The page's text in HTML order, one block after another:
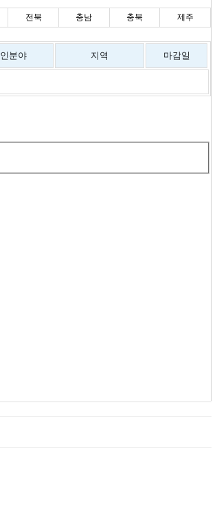
전북 충남 충북 제주
분야 지역 마감일